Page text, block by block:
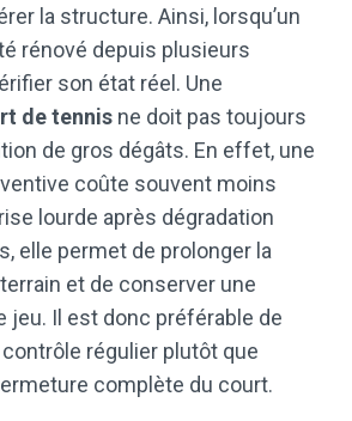
la structure. Ainsi, lorsqu’un
rénové depuis plusieurs
son état réel. Une
de tennis ne doit pas toujours
de gros dégâts. En effet, une
coûte souvent moins
lourde après dégradation
elle permet de prolonger la
et de conserver une
jeu. Il est donc préférable de
régulier plutôt que
complète du court.